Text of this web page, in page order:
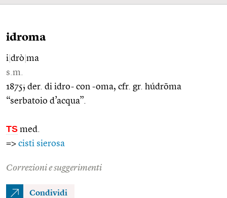
idroma
i drò ma
s.m.
1875; der. di idro- con -oma, cfr. gr. húdrōma
“serbatoio d’acqua”.
TS med.
=> cisti sierosa
Correzioni e suggerimenti
Condividi